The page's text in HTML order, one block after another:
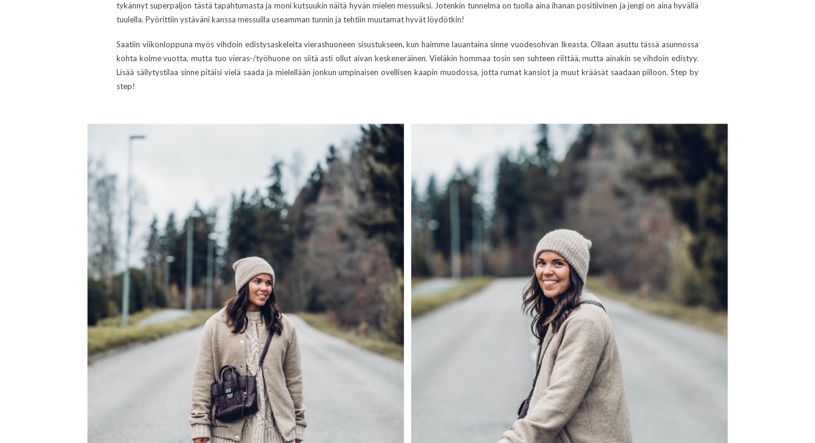
tykännyt superpaljon tästä tapahtumasta ja moni kutsuukin näitä hyvän mielen messuiksi. Jotenkin tunnelma on tuolla aina ihanan positiivinen ja jengi on aina hyvällä
tuulella. Pyörittiin ystäväni kanssa messuilla useamman tunnin ja tehtiin muutamat hyvät löydötkin!
Saatiin viikonloppuna myös vihdoin edistysaskeleita vierashuoneen sisustukseen, kun haimme lauantaina sinne vuodesohvan Ikeasta. Ollaan asuttu tässä asunnossa
kohta kolme vuotta, mutta tuo vieras-/työhuone on siitä asti ollut aivan keskeneräinen. Vieläkin hommaa tosin sen suhteen riittää, mutta ainakin se vihdoin edistyy.
Lisää säilytystilaa sinne pitäisi vielä saada ja mielellään jonkun umpinaisen ovellisen kaapin muodossa, jotta rumat kansiot ja muut krääsät saadaan piiloon. Step by
step!